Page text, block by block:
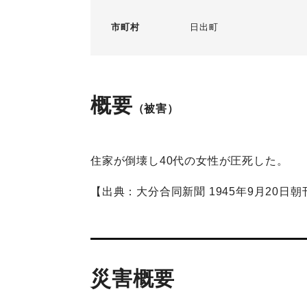
市町村 日出町
概要 （被害）
住家が倒壊し40代の女性が圧死した。
【出典：大分合同新聞 1945年9月20日朝
災害概要